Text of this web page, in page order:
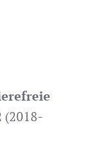
(2018-